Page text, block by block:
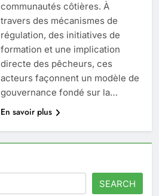
communautés côtières. À
travers des mécanismes de
régulation, des initiatives de
formation et une implication
directe des pêcheurs, ces
acteurs façonnent un modèle de
gouvernance fondé sur la…
En savoir plus
SEARCH